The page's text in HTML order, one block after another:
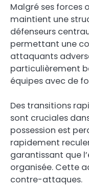
Malgré ses forces
maintient une
défenseurs
permettant une
attaquants
particulièrement
équipes avec de
Des transitions
sont cruciales
possession est
rapidement
garantissant que
organisée. Cette
contre-attaques.